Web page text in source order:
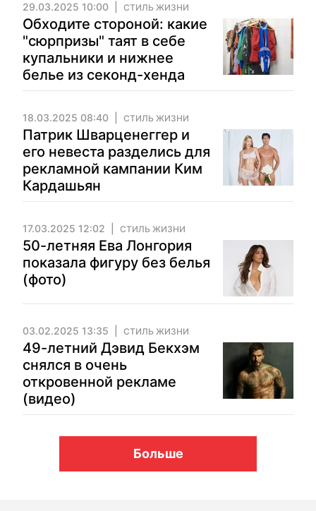
29.03.2025 10:00 СТИЛЬ ЖИЗНИ
Обходите стороной: какие
"сюрпризы" таят в себе
купальники и нижнее
белье из секонд-хенда
18.03.2025 08:40 СТИЛЬ ЖИЗНИ
Патрик Шварценеггер и
его невеста разделись для
рекламной кампании Ким
Кардашьян
17.03.2025 12:02 СТИЛЬ ЖИЗНИ
50-летняя Ева Лонгория
показала фигуру без белья
(фото)
03.02.2025 13:35 СТИЛЬ ЖИЗНИ
49-летний Дэвид Бекхэм
снялся в очень
откровенной рекламе
(видео)
Больше